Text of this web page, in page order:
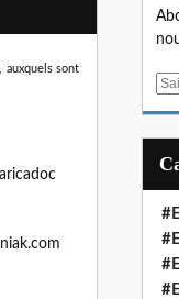
auxquels sont
E